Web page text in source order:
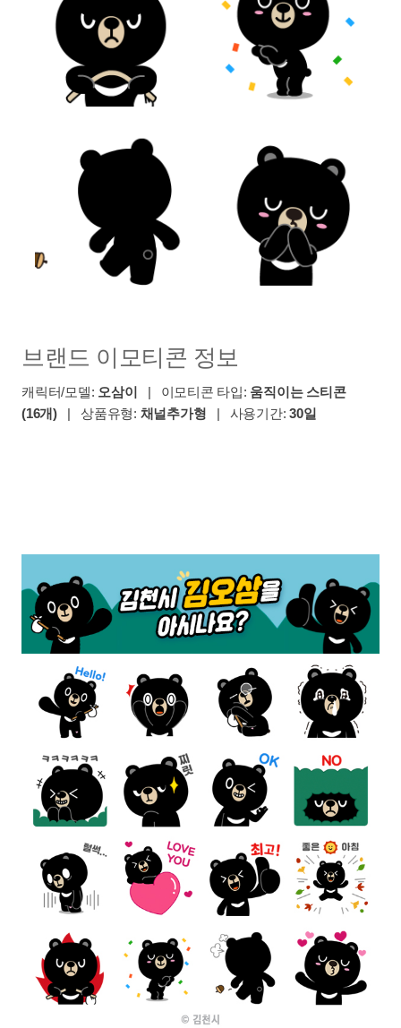
브랜드 이모티콘 정보
캐릭터/모델: 오삼이 | 이모티콘 타입: 움직이는 스티콘
(16개)| 상품유형: 채널추가형 | 사용기간: 30일